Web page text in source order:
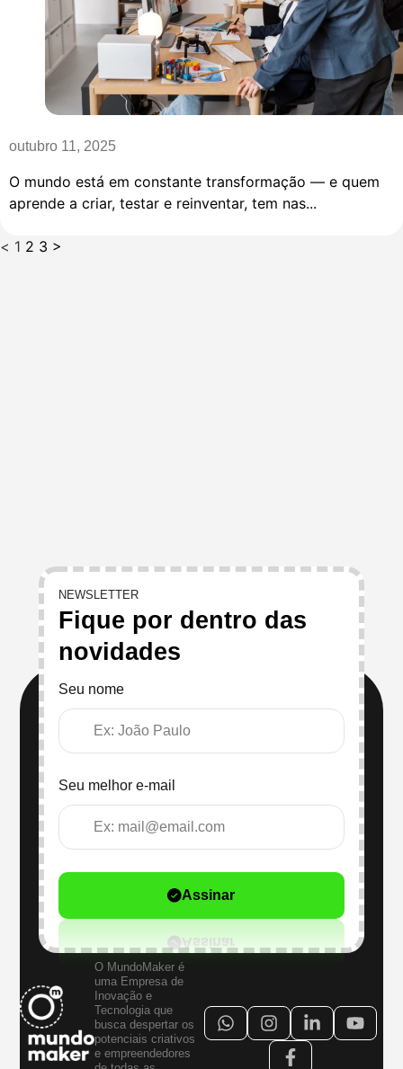
outubro 11, 2025
O mundo está em constante transformação — e quem
aprende a criar, testar e reinventar, tem nas...
< 1 2 3 >
NEWSLETTER
Fique por dentro das
novidades
Seu nome
Seu melhor e-mail
Assinar
O MundoMaker é
uma Empresa de
Inovação e
Tecnologia que
busca despertar os
potenciais criativos
e empreendedores